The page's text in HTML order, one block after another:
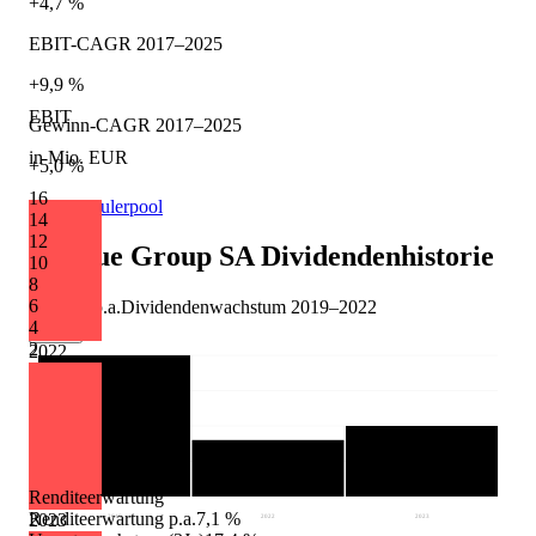
2022
2023
EBIT
in Mio. EUR
16
14
12
10
8
6
4
2
Renditeerwartung
Renditeerwartung p.a.7,1 %
EBIT-CAGR 2017–2025
+9,9 %
Gewinn-CAGR 2017–2025
+5,0 %
Quelle: Eulerpool
Lalique Group SADividendenhistorie
-26,3 % p.a.Dividendenwachstum 2019–2022
2019 2022 2023